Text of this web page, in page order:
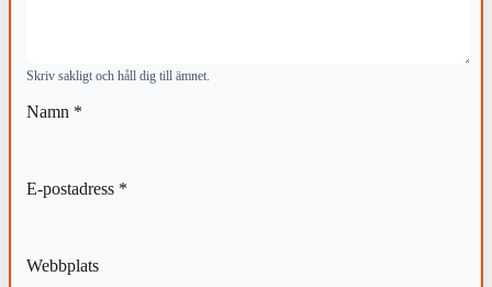
Skriv sakligt och håll dig till ämnet.
Namn *
E-postadress *
Webbplats